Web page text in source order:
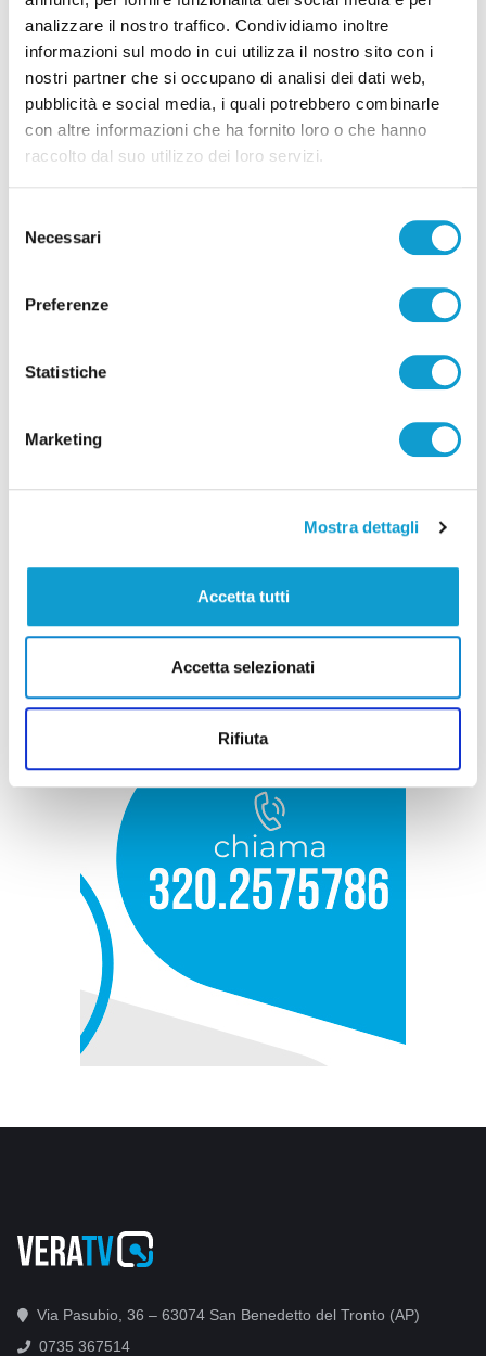
analizzare il nostro traffico. Condividiamo inoltre
informazioni sul modo in cui utilizza il nostro sito con i
nostri partner che si occupano di analisi dei dati web,
pubblicità e social media, i quali potrebbero combinarle
con altre informazioni che ha fornito loro o che hanno
raccolto dal suo utilizzo dei loro servizi.
delNecessari
Preferenze
Statistiche
Marketing
Mostra dettagli
Accetta tutti
Accetta selezionati
Rifiuta
Pubblicità
Via Pasubio, 36 – 63074 San Benedetto del Tronto (AP)
0735 367514